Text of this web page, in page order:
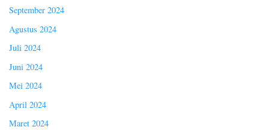
September 2024
Agustus 2024
Juli 2024
Juni 2024
Mei 2024
April 2024
Maret 2024